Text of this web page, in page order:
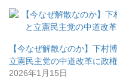
【今なぜ解散なのか】下村
立憲民主党の中道改革に政
2026年1月15日